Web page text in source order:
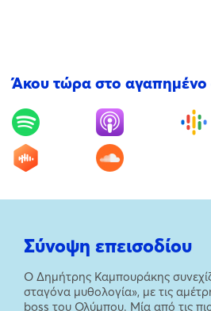
Άκου τώρα στο
Σύνοψη επεισοδίου
Ο Δημήτρης Καμπουράκης
σταγόνα μυθολογία», με τις
boss του Ολύμπου. Μία από τις